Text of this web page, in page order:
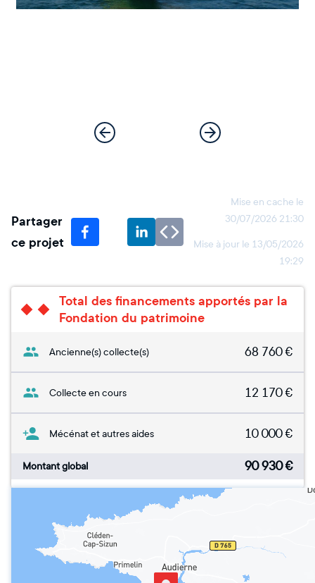
Partager
ce projet
Mise en cache le
30/07/2026 21:30
Mise à jour le 13/05/2026
19:29
Total des financements apportés par la
Fondation du patrimoine
Ancienne(s) collecte(s) 68 760€
Collecte en cours 12 170€
Mécénat et autres aides 10 000€
Montant global 90 930€